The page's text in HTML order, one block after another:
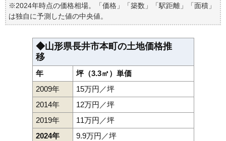
※2024年時点の価格相場。「価格」「築数」「駅距離」「面積」
は独自に予測した値の中央値。
◆山形県長井市本町の土地価格推
移
年
坪（3.3㎡）単価
2009年
15万円／坪
2014年
12万円／坪
2019年
11万円／坪
2024年
9.9万円／坪